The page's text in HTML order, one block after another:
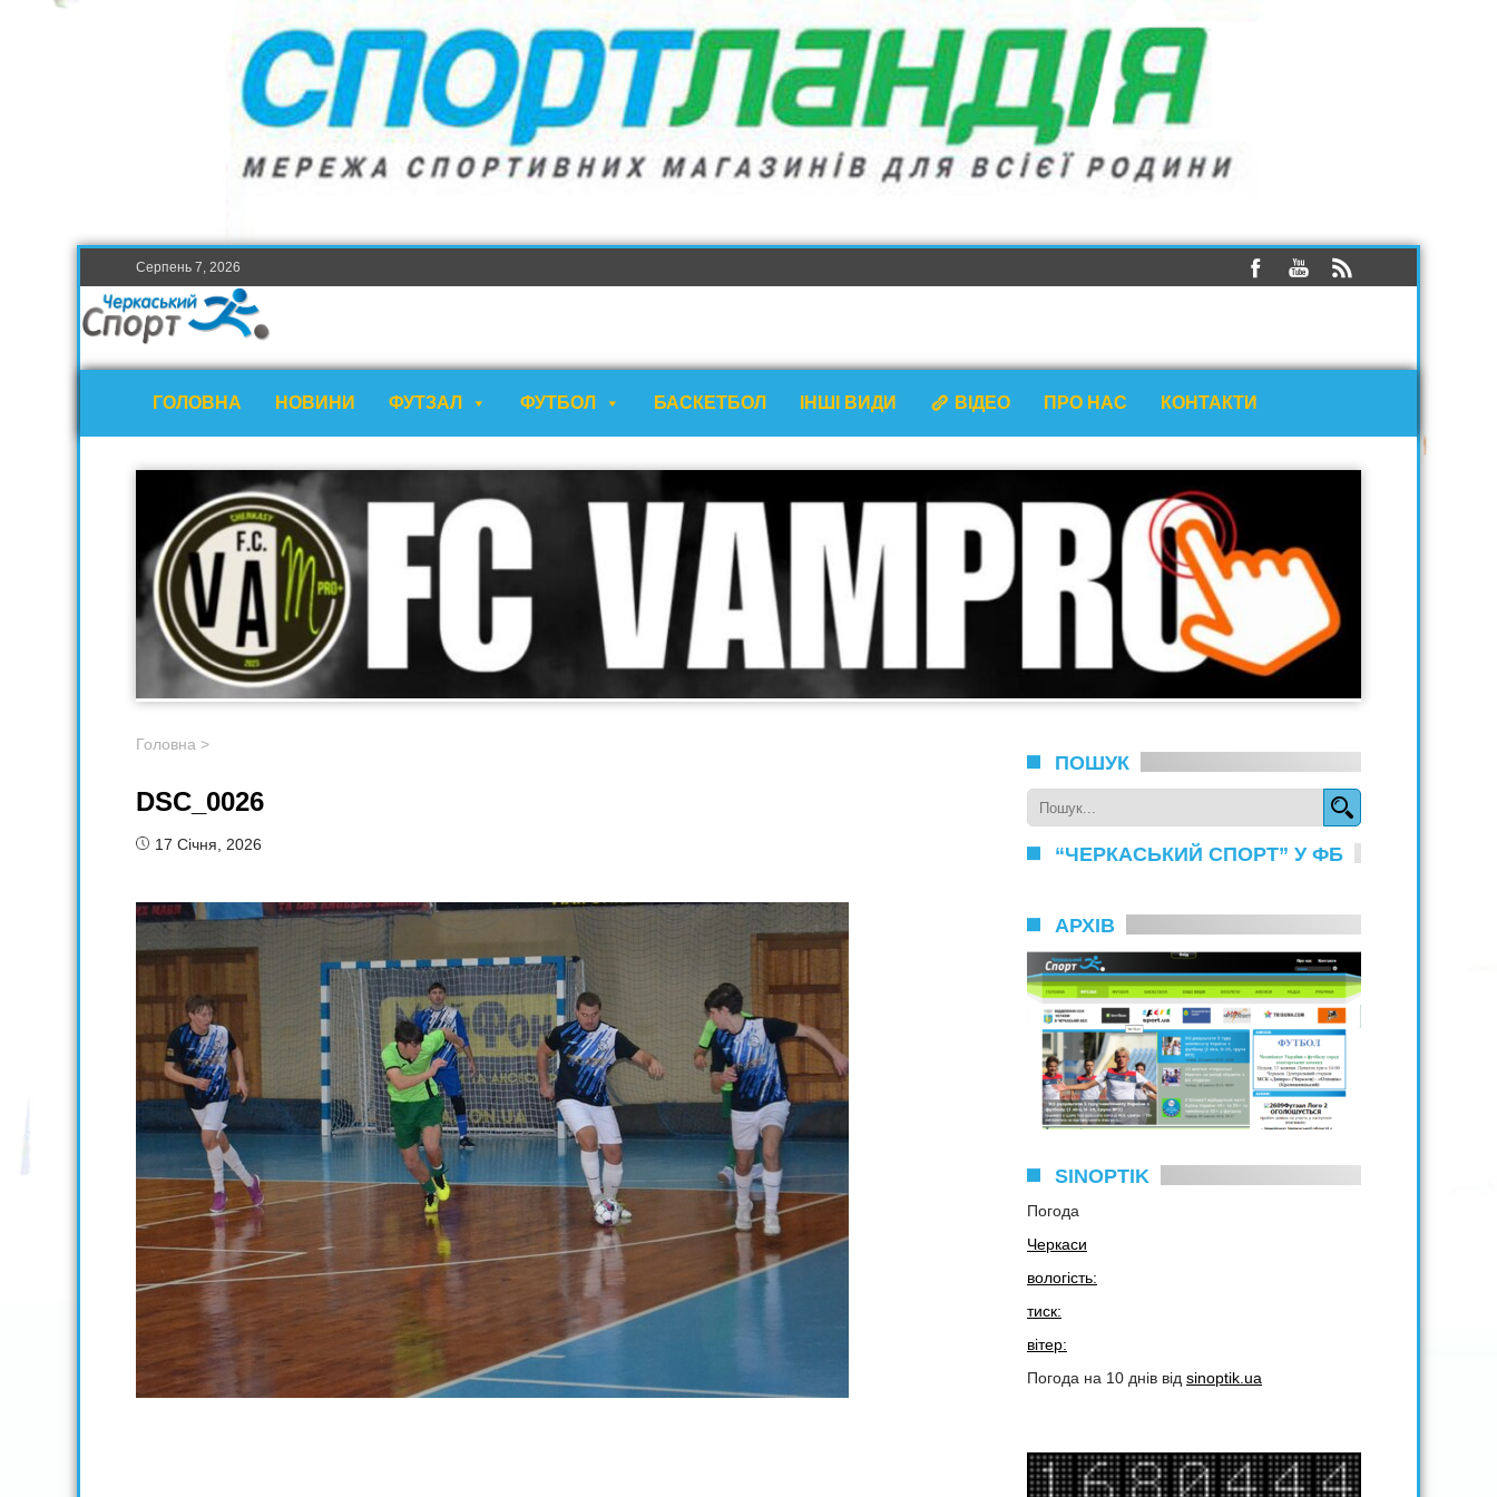
Серпень 7, 2026
ГОЛОВНА НОВИНИ ФУТЗАЛ ФУТБОЛ БАСКЕТБОЛ ІНШІ ВИДИ ВІДЕО ПРО НАС КОНТАКТИ
Головна >
DSC_0026
17 Січня, 2026
ПОШУК
“ЧЕРКАСЬКИЙ СПОРТ” У ФБ
АРХІВ
SINOPTIK
Погода
Черкаси
вологість:
тиск:
вітер:
Погода на 10 днів від sinoptik.ua